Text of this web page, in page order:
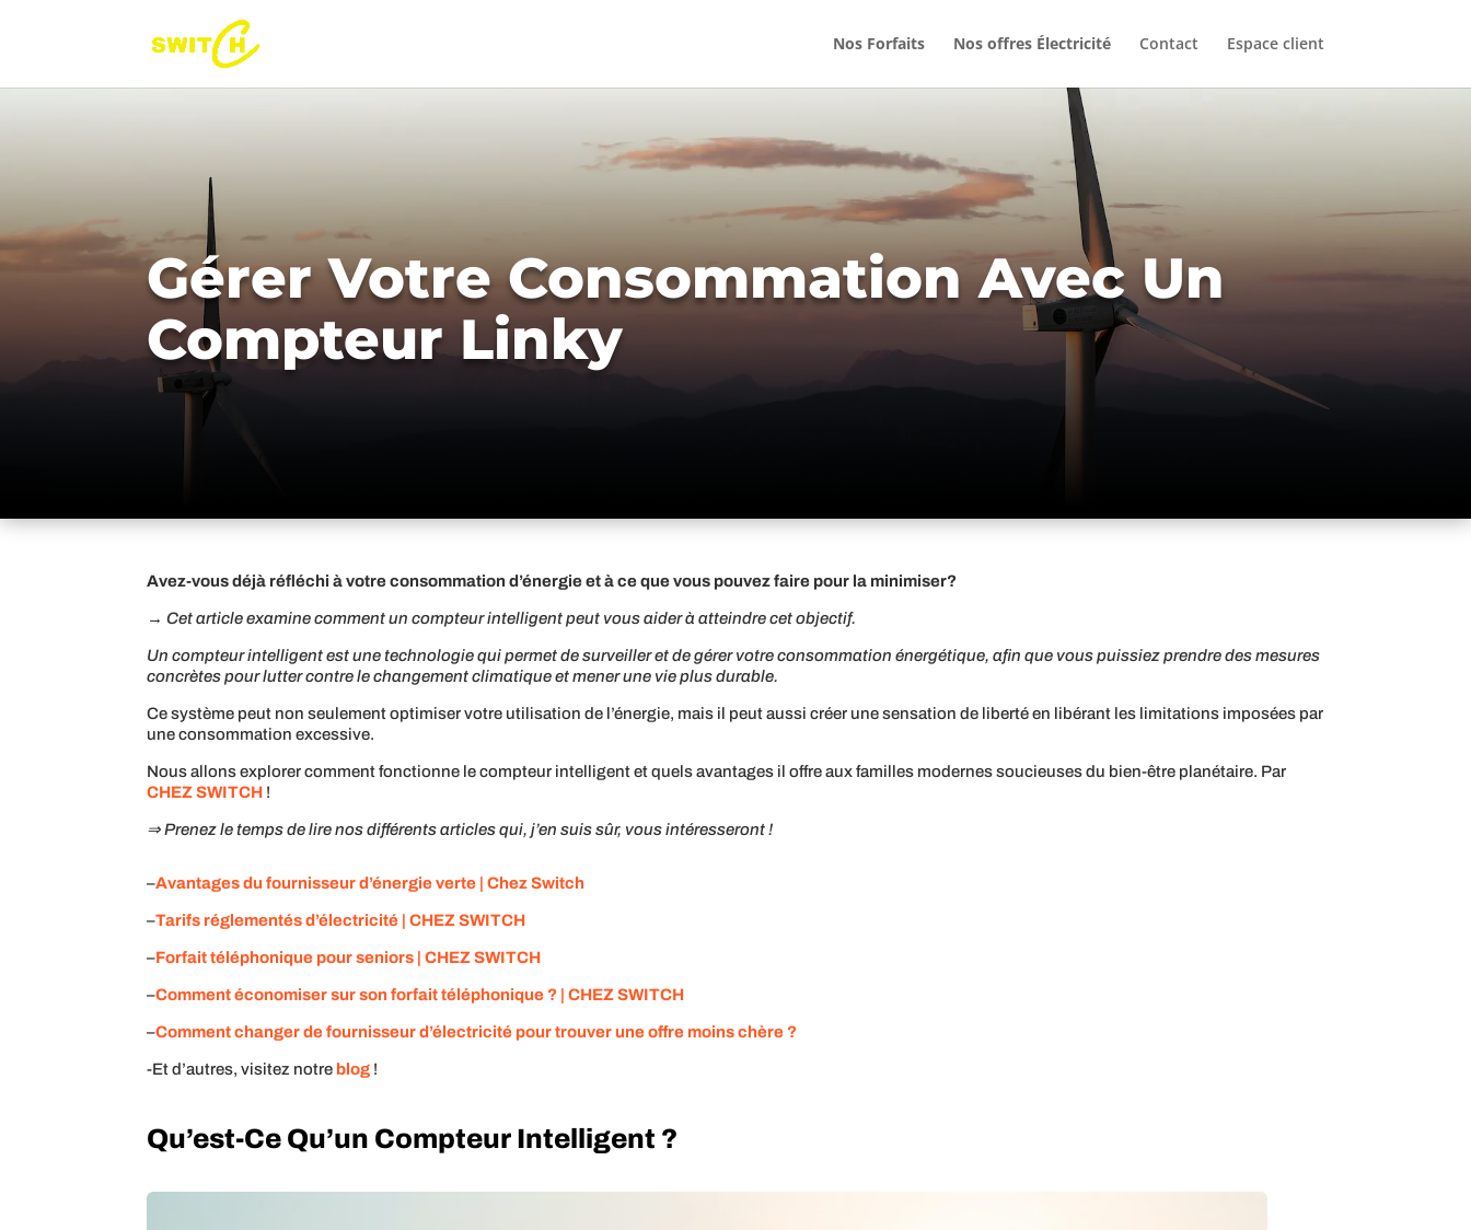
Nos Forfaits Nos offres Électricité Contact Espace client
Gérer Votre Consommation Avec Un
Compteur Linky
Avez-vous déjà réfléchi à votre consommation d’énergie et à ce que vous pouvez faire pour la minimiser?
→ Cet article examine comment un compteur intelligent peut vous aider à atteindre cet objectif.
Un compteur intelligent est une technologie qui permet de surveiller et de gérer votre consommation énergétique, afin que vous puissiez prendre des mesures
concrètes pour lutter contre le changement climatique et mener une vie plus durable.
Ce système peut non seulement optimiser votre utilisation de l’énergie, mais il peut aussi créer une sensation de liberté en libérant les limitations imposées par
une consommation excessive.
Nous allons explorer comment fonctionne le compteur intelligent et quels avantages il offre aux familles modernes soucieuses du bien-être planétaire. Par
CHEZ SWITCH !
⇒ Prenez le temps de lire nos différents articles qui, j’en suis sûr, vous intéresseront !
–Avantages du fournisseur d’énergie verte | Chez Switch
–Tarifs réglementés d’électricité | CHEZ SWITCH
–Forfait téléphonique pour seniors | CHEZ SWITCH
–Comment économiser sur son forfait téléphonique ? | CHEZ SWITCH
–Comment changer de fournisseur d’électricité pour trouver une offre moins chère ?
-Et d’autres, visitez notre blog !
Qu’est-Ce Qu’un Compteur Intelligent ?